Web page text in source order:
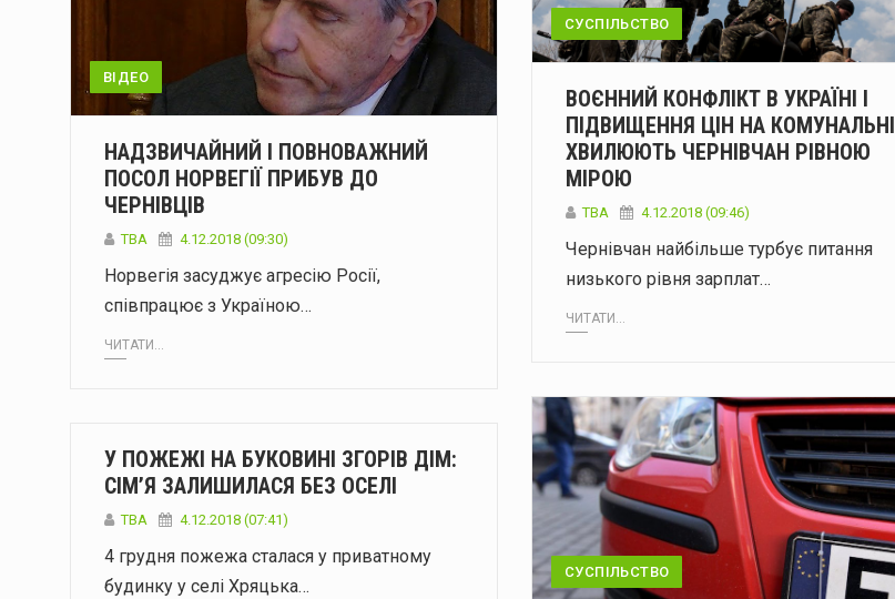
СУСПІЛЬСТВО
ВОЄННИЙ КОНФЛІКТ В УКРАЇНІ І
ПІДВИЩЕННЯ ЦІН НА КОМУНАЛЬНІ
ХВИЛЮЮТЬ ЧЕРНІВЧАН РІВНОЮ
МІРОЮ
TBA 4.12.2018 (09:46)
Чернівчан найбільше турбує питання
низького рівня зарплат…
ЧИТАТИ...
ВІДЕО
НАДЗВИЧАЙНИЙ І ПОВНОВАЖНИЙ
ПОСОЛ НОРВЕГІЇ ПРИБУВ ДО
ЧЕРНІВЦІВ
TBA 4.12.2018 (09:30)
Норвегія засуджує агресію Росії,
співпрацює з Україною…
ЧИТАТИ...
СУСПІЛЬСТВО
У ПОЖЕЖІ НА БУКОВИНІ ЗГОРІВ ДІМ:
СІМ’Я ЗАЛИШИЛАСЯ БЕЗ ОСЕЛІ
TBA 4.12.2018 (07:41)
4 грудня пожежа сталася у приватному
будинку у селі Хряцька…